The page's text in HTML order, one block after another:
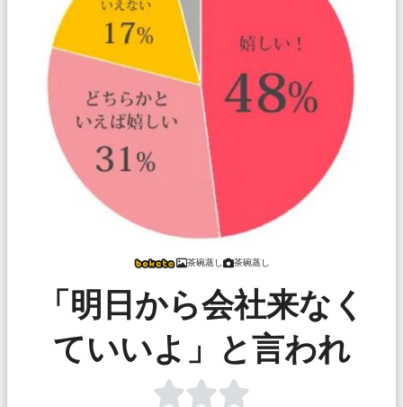
茶碗蒸し 茶碗蒸し
「明日から会社来なく
ていいよ」と言われ